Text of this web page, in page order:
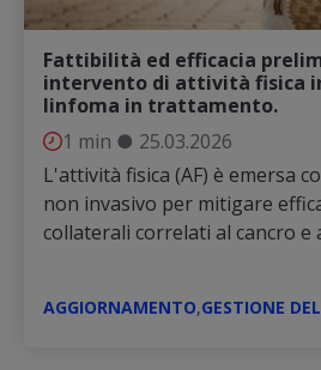
Fattibilità ed efficacia
intervento di attività fisica
linfoma in trattamento.
1 min ● 25.03.2026
L'attività fisica (AF) è emersa
non invasivo per mitigare
collaterali correlati al cancro e
AGGIORNAMENTO,GESTIONE